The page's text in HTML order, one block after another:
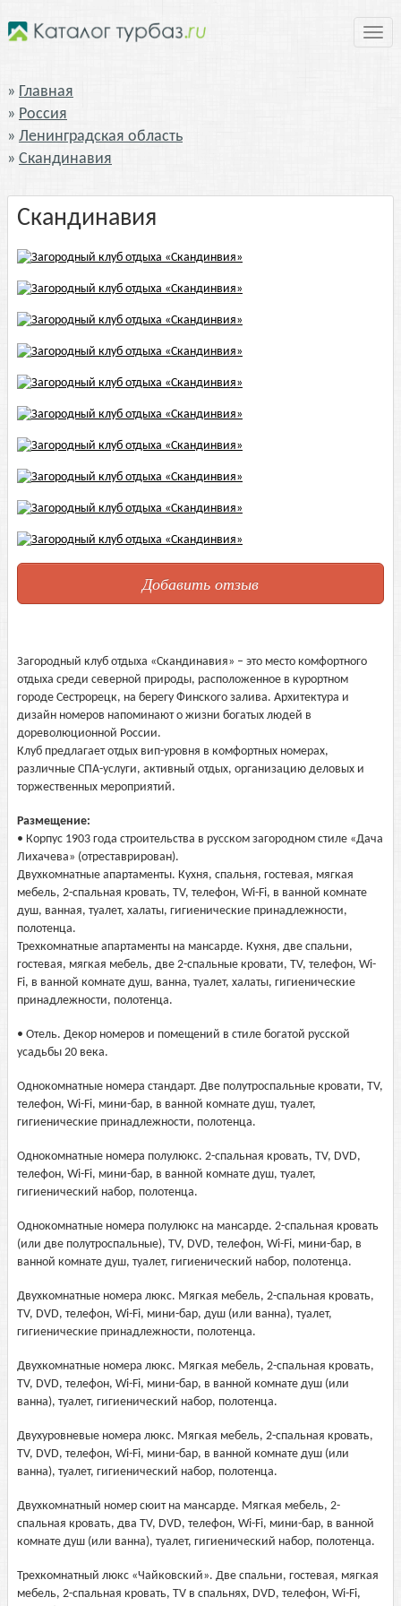
Главная
Россия
Ленинградская область
Скандинавия
Скандинавия
Добавить отзыв
Загородный клуб отдыха «Скандинавия» – это место комфортного
отдыха среди северной природы, расположенное в курортном
городе Сестрорецк, на берегу Финского залива. Архитектура и
дизайн номеров напоминают о жизни богатых людей в
дореволюционной России.
Клуб предлагает отдых вип-уровня в комфортных номерах,
различные СПА-услуги, активный отдых, организацию деловых и
торжественных мероприятий.
Размещение:
• Корпус 1903 года строительства в русском загородном стиле «Дача
Лихачева» (отреставрирован).
Двухкомнатные апартаменты. Кухня, спальня, гостевая, мягкая
мебель, 2-спальная кровать, TV, телефон, Wi-Fi, в ванной комнате
душ, ванная, туалет, халаты, гигиенические принадлежности,
полотенца.
Трехкомнатные апартаменты на мансарде. Кухня, две спальни,
гостевая, мягкая мебель, две 2-спальные кровати, TV, телефон, Wi-
Fi, в ванной комнате душ, ванна, туалет, халаты, гигиенические
принадлежности, полотенца.
• Отель. Декор номеров и помещений в стиле богатой русской
усадьбы 20 века.
Однокомнатные номера стандарт. Две полутроспальные кровати, TV,
телефон, Wi-Fi, мини-бар, в ванной комнате душ, туалет,
гигиенические принадлежности, полотенца.
Однокомнатные номера полулюкс. 2-спальная кровать, TV, DVD,
телефон, Wi-Fi, мини-бар, в ванной комнате душ, туалет,
гигиенический набор, полотенца.
Однокомнатные номера полулюкс на мансарде. 2-спальная кровать
(или две полутроспальные), TV, DVD, телефон, Wi-Fi, мини-бар, в
ванной комнате душ, туалет, гигиенический набор, полотенца.
Двухкомнатные номера люкс. Мягкая мебель, 2-спальная кровать,
TV, DVD, телефон, Wi-Fi, мини-бар, душ (или ванна), туалет,
гигиенические принадлежности, полотенца.
Двухкомнатные номера люкс. Мягкая мебель, 2-спальная кровать,
TV, DVD, телефон, Wi-Fi, мини-бар, в ванной комнате душ (или
ванна), туалет, гигиенический набор, полотенца.
Двухуровневые номера люкс. Мягкая мебель, 2-спальная кровать,
TV, DVD, телефон, Wi-Fi, мини-бар, в ванной комнате душ (или
ванна), туалет, гигиенический набор, полотенца.
Двухкомнатный номер сюит на мансарде. Мягкая мебель, 2-
спальная кровать, два TV, DVD, телефон, Wi-Fi, мини-бар, в ванной
комнате душ (или ванна), туалет, гигиенический набор, полотенца.
Трехкомнатный люкс «Чайковский». Две спальни, гостевая, мягкая
мебель, 2-спальная кровать, TV в спальнях, DVD, телефон, Wi-Fi,